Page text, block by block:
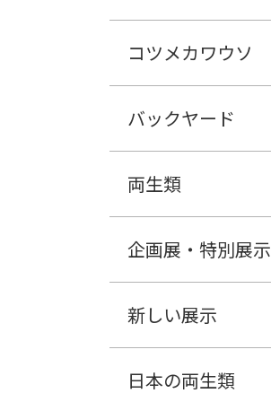
コツメカワウソ
バックヤード
両生類
企画展・特別展示
新しい展示
日本の両生類